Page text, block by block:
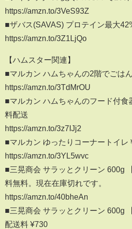
https://amzn.to/3VeS93Z
■ザバス(SAVAS) プロテイン最大
https://amzn.to/3Z1LjQo
【ハムスター関連】
■マルカン ハムちゃんの2階でご
https://amzn.to/3TdMrOU
■マルカン ハムちゃんのフード付
料配送
https://amzn.to/3z7IJj2
■マルカン ゆったりコーナートイ
https://amzn.to/3YL5wvc
■三晃商会 サラッとクリーン 600g
料無料。現在在庫切れです。
https://amzn.to/40bheAn
■三晃商会 サラッとクリーン 600g
配送料 ¥730